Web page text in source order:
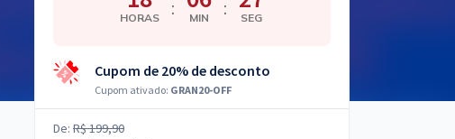
HORAS : MIN : SEG
Cupom de 20% de desconto
Cupom ativado: GRAN20-OFF
De: R$ 199,90